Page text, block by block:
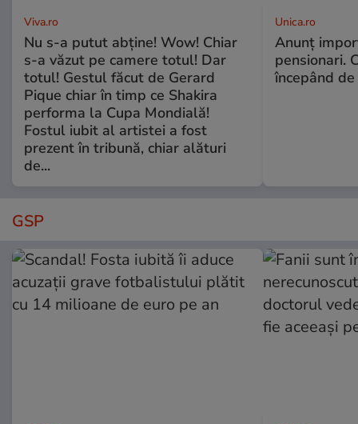
Viva.ro
Nu s-a putut abține! Wow! Chiar
s-a văzut pe camere totul! Dar
totul! Gestul făcut de Gerard
Pique chiar în timp ce Shakira
performa la Cupa Mondială!
Fostul iubit al artistei a fost
prezent în tribună, chiar alături
de...
Unica.ro
Anunț
pensionari.
începând
GSP